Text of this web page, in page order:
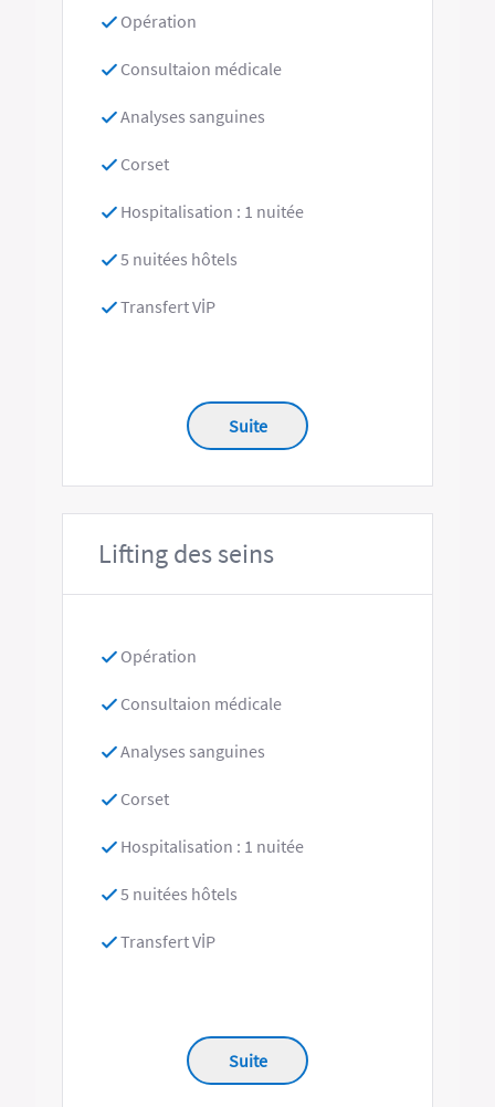
Opération
Consultaion médicale
Analyses sanguines
Corset
Hospitalisation : 1 nuitée
5 nuitées hôtels
Transfert VİP
Suite
Lifting des seins
Opération
Consultaion médicale
Analyses sanguines
Corset
Hospitalisation : 1 nuitée
5 nuitées hôtels
Transfert VİP
Suite